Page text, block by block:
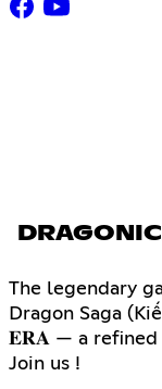
The legendary
Dragon Saga
𝐄𝐑𝐀 — a refined
Join us !